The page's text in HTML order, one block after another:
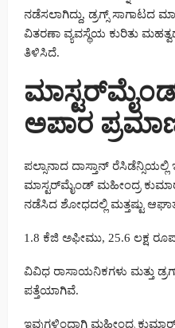
ನಡೆಸಲಾಗಿದ್ದು, ಡ್ರಗ್ಸ್ ಸಾಗಾಟದ
ವಿತರಣಾ ವ್ಯವಸ್ಥೆಯ ಕುರಿತು
ತಿಳಿಸಿದೆ.
ಅಪಾರ
ಪಲ್ಸಾನಾದ ದಾಸ್ತಾನ್
ಮಾಸ್ಟರ್‌ಮೈಂಡ್ ಮಹೀಂದ್ರ
ನಡೆಸಿದ ಶೋಧದಲ್ಲಿ ಮತ್ತಷ್ಟು
1.8 ಕೆಜಿ ಅಫೀಮು, 25.6 ಲಕ್ಷ
ವಿವಿಧ ರಾಸಾಯನಿಕಗಳು ಮತ್ತು
ಪತ್ತೆಯಾಗಿವೆ.
ಇವುಗಳಿಂದಾಗಿ ಮಹೀಂದ್ರ